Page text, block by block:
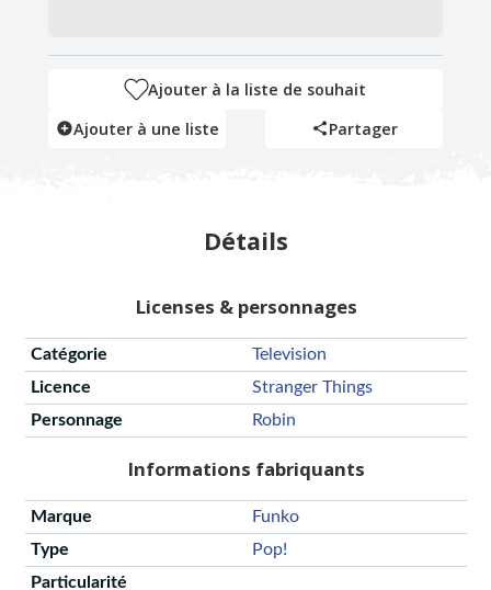
Ajouter à la liste de souhait
Ajouter à une liste
Partager
Détails
Licenses & personnages
Catégorie
Television
Licence
Stranger Things
Personnage
Robin
Informations fabriquants
Marque
Funko
Type
Pop!
Particularité